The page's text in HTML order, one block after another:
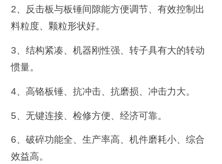
2、反击板与板锤间隙能方便调节、有效控制出
料粒度、颗粒形状好。
3、结构紧凑、机器刚性强、转子具有大的转动
惯量。
4、高铬板锤、抗冲击、抗磨损、冲击力大。
5、无键连接、检修方便、经济可靠。
6、破碎功能全、生产率高、机件磨耗小、综合
效益高。